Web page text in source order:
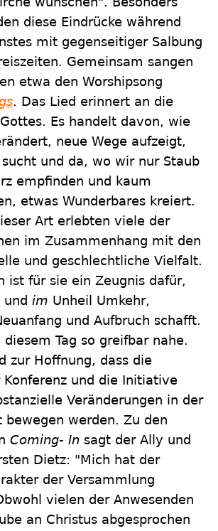
diese Eindrücke während
mit gegenseitiger Salbung
Gemeinsam sangen
etwa den Worshipsong
. Das Lied erinnert an die
Es handelt davon, wie
neue Wege aufzeigt,
und da, wo wir nur Staub
empfinden und kaum
etwas Wunderbares kreiert.
Art erlebten viele der
im Zusammenhang mit den
und geschlechtliche Vielfalt.
ist für sie ein Zeugnis dafür,
und im Unheil Umkehr,
und Aufbruch schafft.
Tag so greifbar nahe.
zur Hoffnung, dass die
Konferenz und die Initiative
Veränderungen in der
bewegen werden. Zu den
Coming- In sagt der Ally und
Dietz: "Mich hat der
der Versammlung
vielen der Anwesenden
an Christus abgesprochen